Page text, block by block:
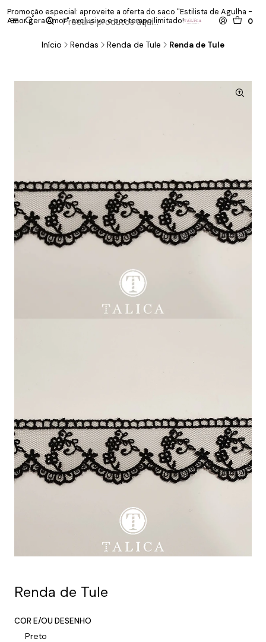
0
Promoção especial: aproveite a oferta do saco "Estilista de Agulha -
Amor gera Amor" exclusivo e por tempo limitado!
Início Rendas Renda de Tule Renda de Tule
Renda de Tule
COR E/OU DESENHO
Preto